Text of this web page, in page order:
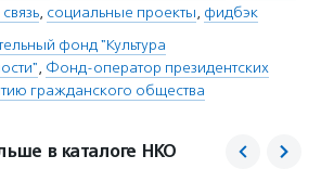
, социальные проекты, фидбэк
фонд "Культура
, Фонд-оператор президентских
гражданского общества
в каталоге НКО